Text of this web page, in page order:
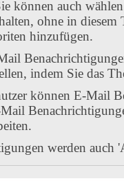
können auch
ohne in
hinzufügen.
indem Sie das
können E-Mail
werden auch